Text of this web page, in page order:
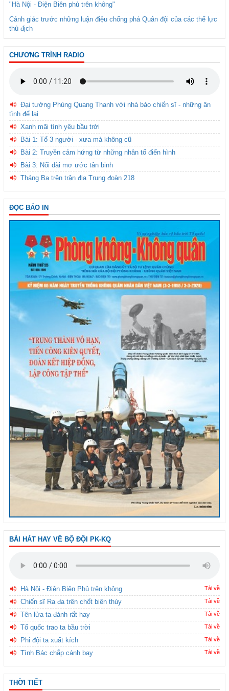
"Hà Nội - Điện Biên phủ trên không"
Cảnh giác trước những luận điệu chống phá Quân đội của các thế lực
thù địch
CHƯƠNG TRÌNH RADIO
Đại tướng Phùng Quang Thanh với nhà báo chiến sĩ - những ân
tình để lại
Xanh mãi tình yêu bầu trời
Bài 1: Tổ 3 người - xưa mà không cũ
Bài 2: Truyền cảm hứng từ những nhân tố điển hình
Bài 3: Nối dài mơ ước tân binh
Tháng Ba trên trận địa Trung đoàn 218
ĐỌC BÁO IN
BÀI HÁT HAY VỀ BỘ ĐỘI PK-KQ
Hà Nội - Điện Biên Phủ trên không Tải về
Chiến sĩ Ra đa trên chốt biên thùy Tải về
Tên lửa ta đánh rất hay Tải về
Tổ quốc trao ta bầu trời Tải về
Phi đội ta xuất kích Tải về
Tình Bác chắp cánh bay Tải về
THỜI TIẾT